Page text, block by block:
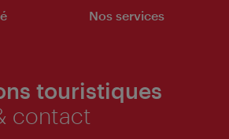
Nos services
touristiques
contact